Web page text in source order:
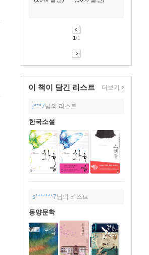
1/1
이 책이 담긴 리스트 더보기
j***7님의 리스트
한국소설
s*******7님의 리스트
동양문학